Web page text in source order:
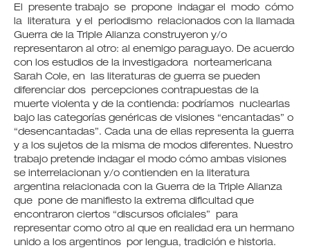
El presente trabajo se propone indagar el modo cómo
la literatura y el periodismo relacionados con la llamada
Guerra de la Triple Alianza construyeron y/o
representaron al otro: al enemigo paraguayo. De acuerdo
con los estudios de la investigadora norteamericana
Sarah Cole, en las literaturas de guerra se pueden
diferenciar dos percepciones contrapuestas de la
muerte violenta y de la contienda: podríamos nuclearlas
bajo las categorías genéricas de visiones “encantadas” o
“desencantadas”. Cada una de ellas representa la guerra
y a los sujetos de la misma de modos diferentes. Nuestro
trabajo pretende indagar el modo cómo ambas visiones
se interrelacionan y/o contienden en la literatura
argentina relacionada con la Guerra de la Triple Alianza
que pone de manifiesto la extrema dificultad que
encontraron ciertos “discursos oficiales” para
representar como otro al que en realidad era un hermano
unido a los argentinos por lengua, tradición e historia.